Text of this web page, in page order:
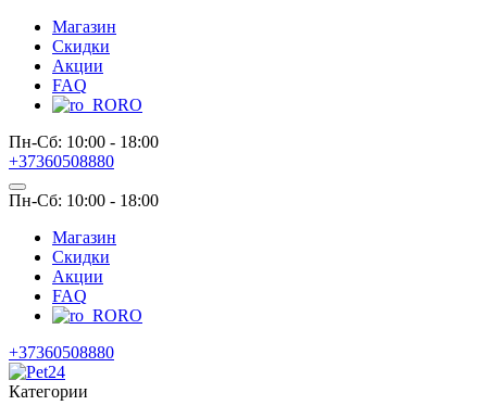
Магазин
Скидки
Акции
FAQ
RO
Пн-Сб: 10:00 - 18:00
+37360508880
Пн-Сб: 10:00 - 18:00
Магазин
Скидки
Акции
FAQ
RO
+37360508880
Категории